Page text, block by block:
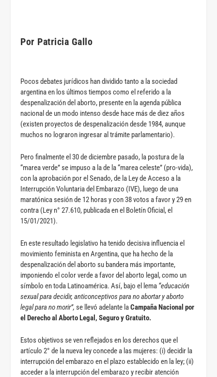
Por Patricia Gallo
Pocos debates jurídicos han dividido tanto a la sociedad
argentina en los últimos tiempos como el referido a la
despenalización del aborto, presente en la agenda pública
nacional de un modo intenso desde hace más de diez años
(existen proyectos de despenalización desde 1984, aunque
muchos no lograron ingresar al trámite parlamentario).
Pero finalmente el 30 de diciembre pasado, la postura de la
“marea verde” se impuso a la de la “marea celeste” (pro-vida),
con la aprobación por el Senado, de la Ley de Acceso a la
Interrupción Voluntaria del Embarazo (IVE), luego de una
maratónica sesión de 12 horas y con 38 votos a favor y 29 en
contra (Ley n° 27.610, publicada en el Boletín Oficial, el
15/01/2021).
En este resultado legislativo ha tenido decisiva influencia el
movimiento feminista en Argentina, que ha hecho de la
despenalización del aborto su bandera más importante,
imponiendo el color verde a favor del aborto legal, como un
símbolo en toda Latinoamérica. Así, bajo el lema “educación
sexual para decidir, anticonceptivos para no abortar y aborto
legal para no morir”, se llevó adelante laCampaña Nacional por
el Derecho al Aborto Legal, Seguro y Gratuito.
Estos objetivos se ven reflejados en los derechos que el
artículo 2° de la nueva ley concede a las mujeres: (i) decidir la
interrupción del embarazo en el plazo establecido en la ley; (ii)
acceder a la interrupción del embarazo y recibir atención